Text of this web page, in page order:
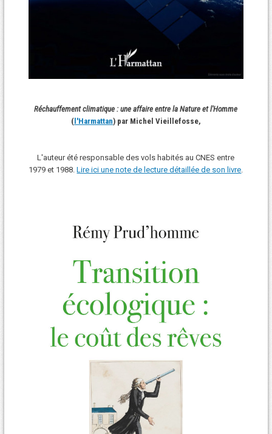
Réchauffement climatique : une affaire entre la Nature et l'Homme
(l'Harmattan) par Michel Vieillefosse,
L'auteur été responsable des vols habités au CNES entre
1979 et 1988.Lire ici une note de lecture détaillée de son livre.